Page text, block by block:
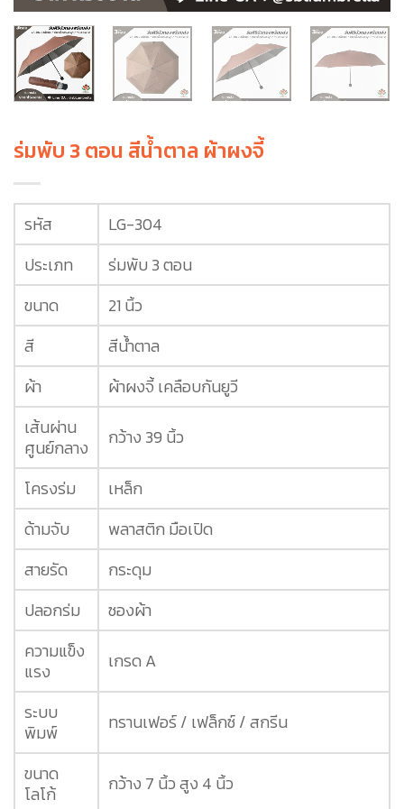
ร่มพับ 3 ตอน สีน้ำตาล ผ้าผงจี้
รหัส
LG-304
ประเภท
ร่มพับ 3 ตอน
ขนาด
21 นิ้ว
สี
สีน้ำตาล
ผ้า
ผ้าผงจี้ เคลือบกันยูวี
เส้นผ่าน
ศูนย์กลาง
กว้าง 39 นิ้ว
โครงร่ม
เหล็ก
ด้ามจับ
พลาสติก มือเปิด
สายรัด
กระดุม
ปลอกร่ม
ซองผ้า
ความแข็ง
แรง
เกรด A
ระบบ
พิมพ์
ทรานเฟอร์ / เฟล็กซ์ / สกรีน
ขนาด
โลโก้
กว้าง 7 นิ้ว สูง 4 นิ้ว